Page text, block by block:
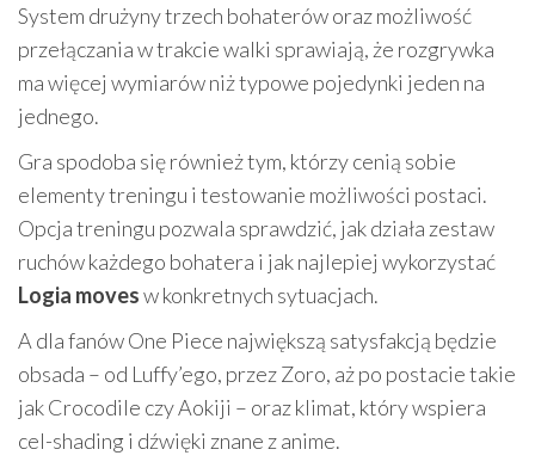
System drużyny trzech bohaterów oraz możliwość
przełączania w trakcie walki sprawiają, że rozgrywka
ma więcej wymiarów niż typowe pojedynki jeden na
jednego.
Gra spodoba się również tym, którzy cenią sobie
elementy treningu i testowanie możliwości postaci.
Opcja treningu pozwala sprawdzić, jak działa zestaw
ruchów każdego bohatera i jak najlepiej wykorzystać
Logia movesw konkretnych sytuacjach.
A dla fanów One Piece największą satysfakcją będzie
obsada – od Luffy’ego, przez Zoro, aż po postacie takie
jak Crocodile czy Aokiji – oraz klimat, który wspiera
cel-shading i dźwięki znane z anime.